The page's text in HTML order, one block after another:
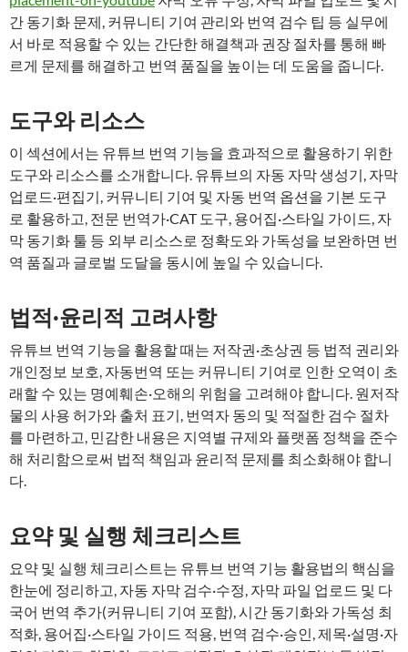
간 동기화 문제, 커뮤니티 기여 관리와 번역 검수 팁 등 실무에
서 바로 적용할 수 있는 간단한 해결책과 권장 절차를 통해 빠
르게 문제를 해결하고 번역 품질을 높이는 데 도움을 줍니다.
도구와 리소스
이 섹션에서는 유튜브 번역 기능을 효과적으로 활용하기 위한
도구와 리소스를 소개합니다. 유튜브의 자동 자막 생성기, 자막
업로드·편집기, 커뮤니티 기여 및 자동 번역 옵션을 기본 도구
로 활용하고, 전문 번역가·CAT 도구, 용어집·스타일 가이드, 자
막 동기화 툴 등 외부 리소스로 정확도와 가독성을 보완하면 번
역 품질과 글로벌 도달을 동시에 높일 수 있습니다.
법적·윤리적 고려사항
유튜브 번역 기능을 활용할 때는 저작권·초상권 등 법적 권리와
개인정보 보호, 자동번역 또는 커뮤니티 기여로 인한 오역이 초
래할 수 있는 명예훼손·오해의 위험을 고려해야 합니다. 원저작
물의 사용 허가와 출처 표기, 번역자 동의 및 적절한 검수 절차
를 마련하고, 민감한 내용은 지역별 규제와 플랫폼 정책을 준수
해 처리함으로써 법적 책임과 윤리적 문제를 최소화해야 합니
다.
요약 및 실행 체크리스트
요약 및 실행 체크리스트는 유튜브 번역 기능 활용법의 핵심을
한눈에 정리하고, 자동 자막 검수·수정, 자막 파일 업로드 및 다
국어 번역 추가(커뮤니티 기여 포함), 시간 동기화와 가독성 최
적화, 용어집·스타일 가이드 적용, 번역 검수·승인, 제목·설명·자